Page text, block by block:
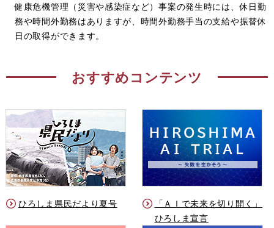
健康危機管理（災害や感染症など）事案の発生時には、休日勤
務や時間外勤務はありますが、時間外勤務手当の支給や振替休
日の取得ができます。
おすすめコンテンツ
ひろしま県民だより夏号
「ＡＩで未来を切り開く」
ひろしま宣言